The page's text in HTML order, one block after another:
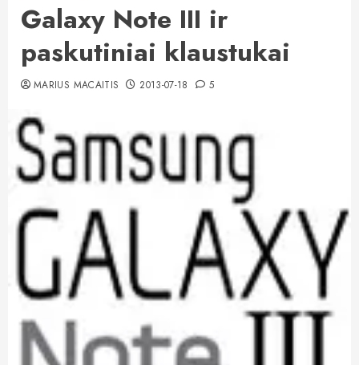
Galaxy Note III ir
paskutiniai klaustukai
MARIUS MACAITIS 2013-07-18 5